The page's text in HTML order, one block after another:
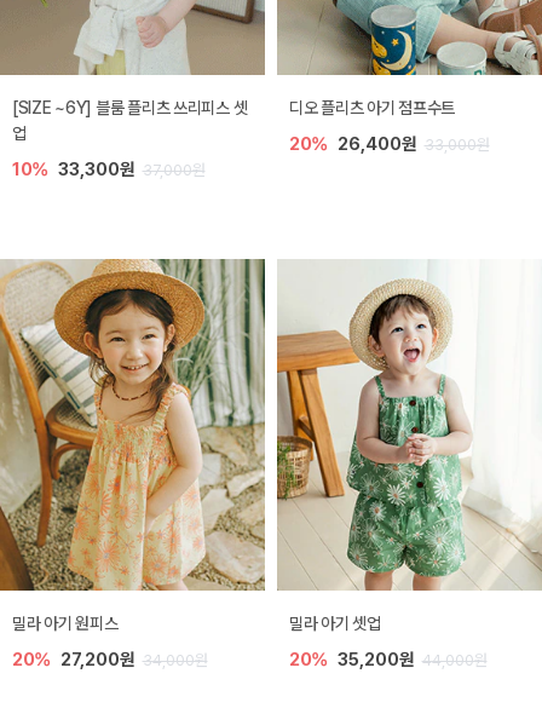
[SIZE ~6Y] 블룸 플리츠 쓰리피스 셋
업
10% 33,300원 37,000원
디오 플리츠 아기 점프수트
20% 26,400원 33,000원
밀라 아기 원피스
20% 27,200원 34,000원
밀라 아기 셋업
20% 35,200원 44,000원